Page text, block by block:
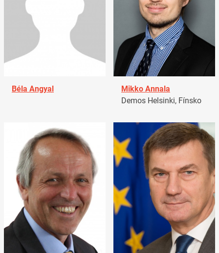
Béla Angyal
Mikko Annala
Demos Helsinki, Fínsko